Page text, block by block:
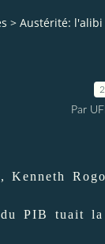
> Austérité:
Par
Kenneth
PIB tuait